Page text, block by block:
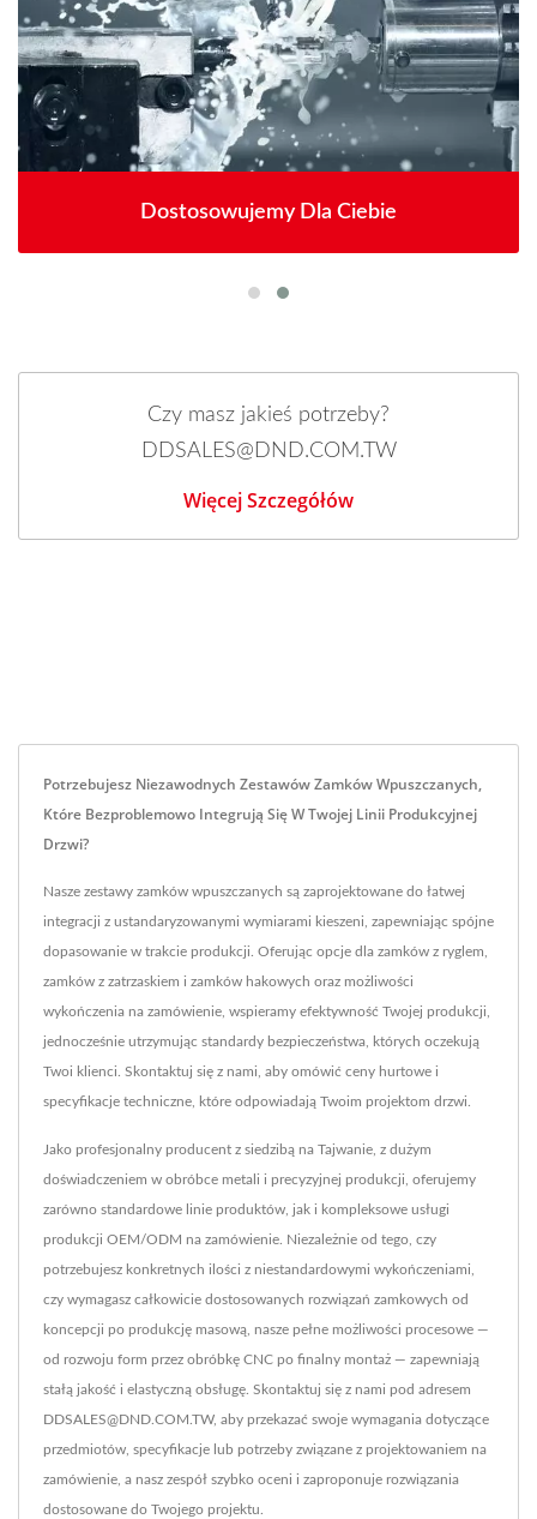
Dostosowujemy Dla Ciebie
Czy masz jakieś potrzeby?
DDSALES@DND.COM.TW
Więcej Szczegółów
Potrzebujesz Niezawodnych Zestawów Zamków Wpuszczanych,
Które Bezproblemowo Integrują Się W Twojej Linii Produkcyjnej
Drzwi?
Nasze zestawy zamków wpuszczanych są zaprojektowane do łatwej
integracji z ustandaryzowanymi wymiarami kieszeni, zapewniając spójne
dopasowanie w trakcie produkcji. Oferując opcje dla zamków z ryglem,
zamków z zatrzaskiem i zamków hakowych oraz możliwości
wykończenia na zamówienie, wspieramy efektywność Twojej produkcji,
jednocześnie utrzymując standardy bezpieczeństwa, których oczekują
Twoi klienci. Skontaktuj się z nami, aby omówić ceny hurtowe i
specyfikacje techniczne, które odpowiadają Twoim projektom drzwi.
Jako profesjonalny producent z siedzibą na Tajwanie, z dużym
doświadczeniem w obróbce metali i precyzyjnej produkcji, oferujemy
zarówno standardowe linie produktów, jak i kompleksowe usługi
produkcji OEM/ODM na zamówienie. Niezależnie od tego, czy
potrzebujesz konkretnych ilości z niestandardowymi wykończeniami,
czy wymagasz całkowicie dostosowanych rozwiązań zamkowych od
koncepcji po produkcję masową, nasze pełne możliwości procesowe —
od rozwoju form przez obróbkę CNC po finalny montaż — zapewniają
stałą jakość i elastyczną obsługę. Skontaktuj się z nami pod adresem
DDSALES@DND.COM.TW, aby przekazać swoje wymagania dotyczące
przedmiotów, specyfikacje lub potrzeby związane z projektowaniem na
zamówienie, a nasz zespół szybko oceni i zaproponuje rozwiązania
dostosowane do Twojego projektu.